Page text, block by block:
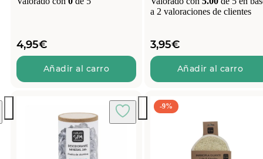
4,95€
Añadir al carro
a 2 valoraciones de clientes
3,95€
Añadir al carro
-9%